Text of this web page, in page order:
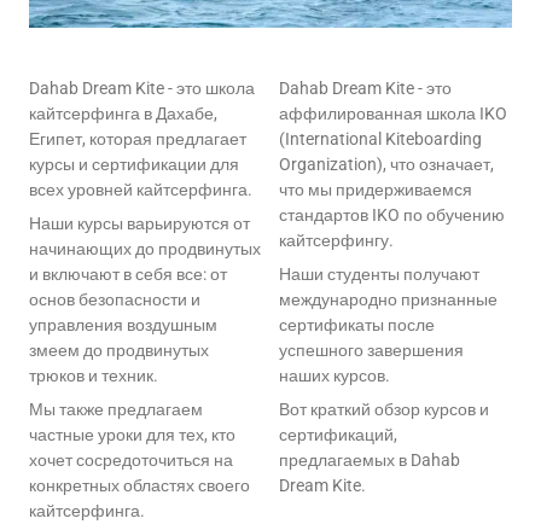
Dahab Dream Kite - это школа
кайтсерфинга в Дахабе,
Египет, которая предлагает
курсы и сертификации для
всех уровней кайтсерфинга.
Наши курсы варьируются от
начинающих до продвинутых
и включают в себя все: от
основ безопасности и
управления воздушным
змеем до продвинутых
трюков и техник.
Мы также предлагаем
частные уроки для тех, кто
хочет сосредоточиться на
конкретных областях своего
кайтсерфинга.
Dahab Dream Kite - это
аффилированная школа IKO
(International Kiteboarding
Organization), что означает,
что мы придерживаемся
стандартов IKO по обучению
кайтсерфингу.
Наши студенты получают
международно признанные
сертификаты после
успешного завершения
наших курсов.
Вот краткий обзор курсов и
сертификаций,
предлагаемых в Dahab
Dream Kite.